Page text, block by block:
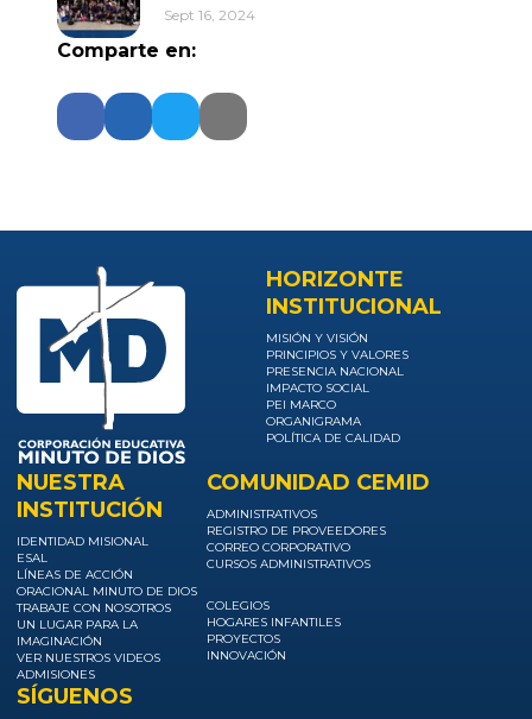
Sept 16, 2024
Comparte en:
HORIZONTE
INSTITUCIONAL
MISIÓN Y VISIÓN
PRINCIPIOS Y VALORES
PRESENCIA NACIONAL
IMPACTO SOCIAL
PEI MARCO
ORGANIGRAMA
POLÍTICA DE CALIDAD
NUESTRA
INSTITUCIÓN
IDENTIDAD MISIONAL
ESAL
LÍNEAS DE ACCIÓN
ORACIONAL MINUTO DE DIOS
TRABAJE CON NOSOTROS
UN LUGAR PARA LA
IMAGINACIÓN
VER NUESTROS VIDEOS
ADMISIONES
COMUNIDAD CEMID
ADMINISTRATIVOS
REGISTRO DE PROVEEDORES
CORREO CORPORATIVO
CURSOS ADMINISTRATIVOS
COLEGIOS
HOGARES INFANTILES
PROYECTOS
INNOVACIÓN
SÍGUENOS